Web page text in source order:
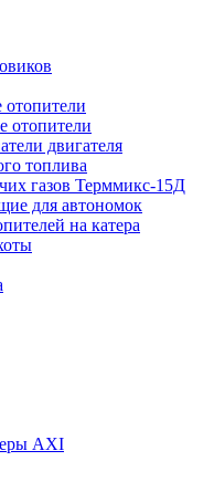
отопители
двигателя
топлива
газов Терммикс-15Д
для автономок
на катера
AXI